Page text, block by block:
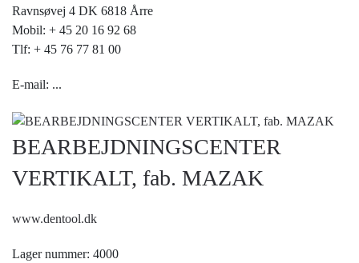
Ravnsøvej 4 DK 6818 Årre
Mobil: + 45 20 16 92 68
Tlf: + 45 76 77 81 00
E-mail: ...
BEARBEJDNINGSCENTER
VERTIKALT, fab. MAZAK
www.dentool.dk
Lager nummer: 4000